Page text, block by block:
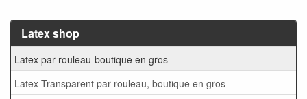
Latex shop
Latex par rouleau-boutique en gros
Latex Transparent par rouleau, boutique en gros